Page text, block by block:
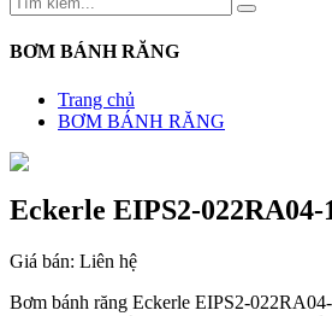
BƠM BÁNH RĂNG
Trang chủ
BƠM BÁNH RĂNG
Eckerle EIPS2-022RA04-
Giá bán: Liên hệ
Bơm bánh răng Eckerle EIPS2-